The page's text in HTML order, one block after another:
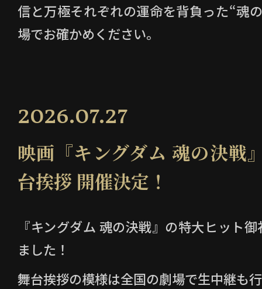
信と万極それぞれの運命を背負った“魂
場でお確かめください。
2026.07.27
映画『キングダム 魂の決戦
台挨拶 開催決定！
『キングダム 魂の決戦』の特大ヒット
ました！
舞台挨拶の模様は全国の劇場で生中継も